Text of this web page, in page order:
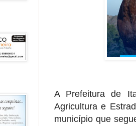
A Prefeitura de
Agricultura e
município que